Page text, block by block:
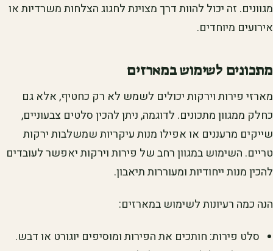
מגוונים. זה יכול להוות דרך מצוינת לחגוג הצלחות משרדיות או
אירועים מיוחדים.
מתכונים לשימוש במארזים
מארזי פירות וירקות יכולים לשמש לא רק כחטיף, אלא גם
כחלק ממגוון מתכונים. לדוגמה, ניתן להכין סלטים צבעוניים,
שייקים מרעננים או אפילו מנות עיקריות שמשלבות ירקות
טריים. השימוש במגוון רחב של פירות וירקות יאפשר לעובדים
להכין מנות ייחודיות ומעוררות תיאבון.
הנה כמה רעיונות לשימוש במארזים:
סלט פירות: חותכים את הפירות ומוסיפים יוגורט או דבש.